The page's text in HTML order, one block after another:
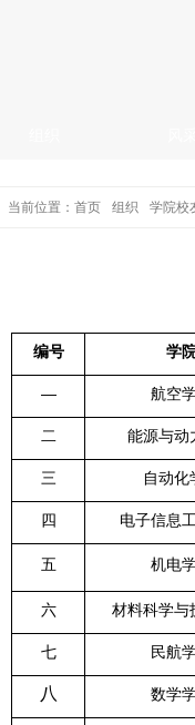
当前位置： 首页 组织 学院校
编号 学
— 航空
二 能源与动
三 自动化
四 电子信息
五 机电
六 材料科学与
七 民航
八 数学